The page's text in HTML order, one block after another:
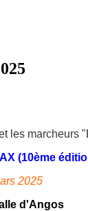
les marcheurs
(10ème
2025
d'Angos